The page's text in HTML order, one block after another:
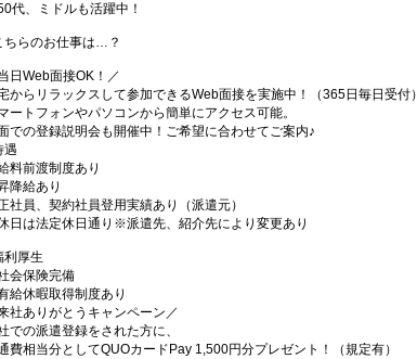
代、ミドルも活躍中！
ちらのお仕事は…？
日Web面接OK！／
からリラックスして参加できるWeb面接を実施中！（365日毎日受付）
ートフォンやパソコンから簡単にアクセス可能。
での登録説明会も開催中！ご希望に合わせてご案内♪
遇
料前渡制度あり
降給あり
社員、契約社員登用実績あり（派遣元）
日は法定休日通り※派遣先、紹介先により変更あり
利厚生
会保険完備
給休暇取得制度あり
社ありがとうキャンペーン／
での派遣登録をされた方に、
費相当分としてQUOカードPay 1,500円分プレゼント！（規定有）